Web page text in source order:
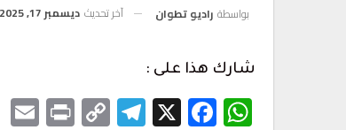
بواسطة راديو تطوان آخر تحديث ديسمبر 17, 2025
شارك هذا على :
WhatsApp
Facebook
X
Telegram
Copy
Print